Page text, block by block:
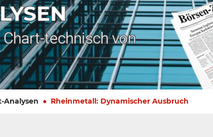
technisch von
Analysen Rheinmetall: Dynamischer Ausbruch